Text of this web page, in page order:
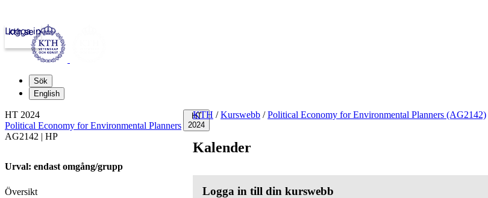
kth.se
Logga in
Sök
English
HT
2024
KTH / Kurswebb / Political Economy for Environmental Planners (AG2142)
Kalender
Logga in till din kurswebb
HT 2024
Political Economy for Environmental Planners
AG2142 | HP
Urval: endast omgång/grupp
Översikt